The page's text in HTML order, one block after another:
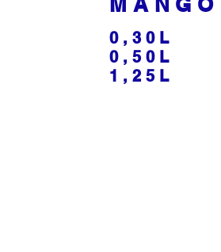
0,30L
0,50L
1,25L